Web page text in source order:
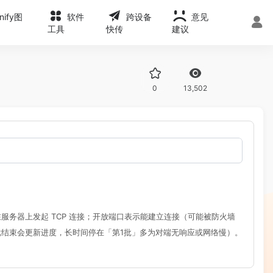
图
软件
工具
跨设备
快传
意见
建议
0 13,502
务器上发起 TCP 连接；开放端口表示能建立连接（可能被防火墙
束会更新进度，长时间停在「第1批」多为对端无响应或网络慢）。